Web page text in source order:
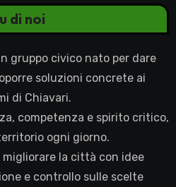
di noi
gruppo civico nato per dare
soluzioni concrete ai
di Chiavari.
competenza e spirito critico,
ogni giorno.
migliorare la città con idee
e controllo sulle scelte